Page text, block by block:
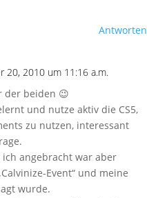
Antworten
20, 2010 um 11:16 a.m.
der beiden 😉
und nutze aktiv die CS5,
zu nutzen, interessant
angebracht war aber
Event“ und meine
wurde.